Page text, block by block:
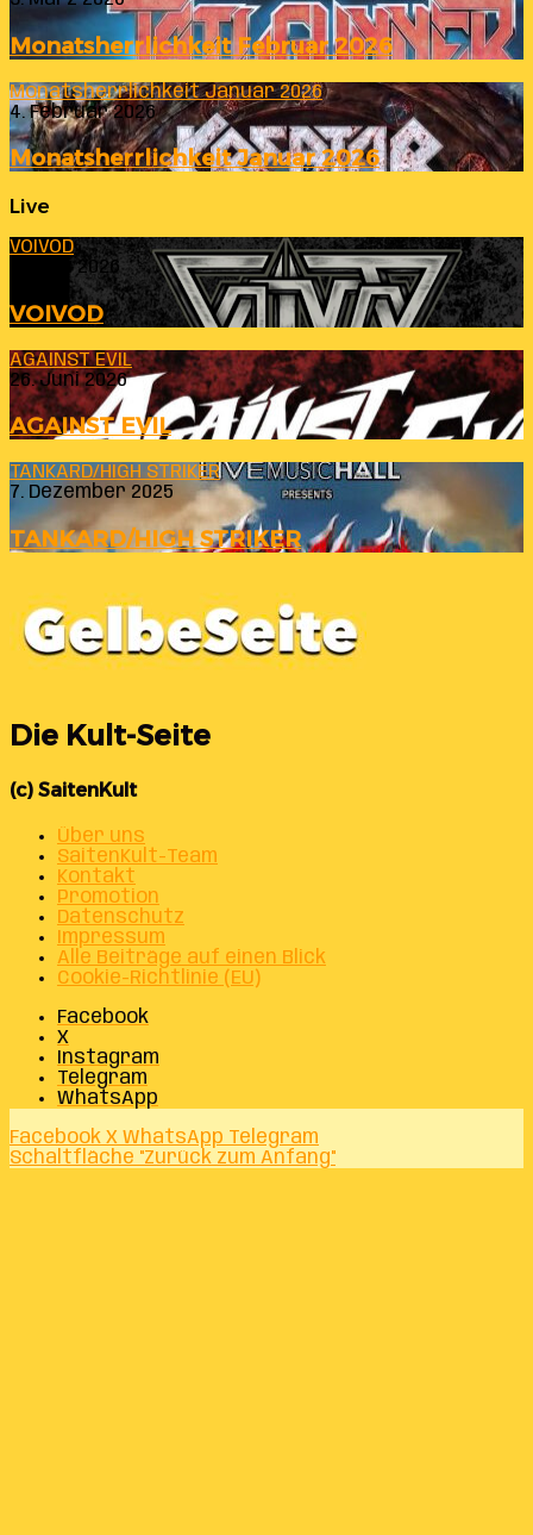
Monatsherrlichkeit Februar 2026
Monatsherrlichkeit Januar 2026
4. Februar 2026
Monatsherrlichkeit Januar 2026
Live
VOIVOD
23. Juli 2026
VOIVOD
AGAINST EVIL
26. Juni 2026
AGAINST EVIL
TANKARD/HIGH STRIKER
7. Dezember 2025
TANKARD/HIGH STRIKER
Die Kult-Seite
(c) SaitenKult
Über uns
SaitenKult-Team
Kontakt
Promotion
Datenschutz
Impressum
Alle Beiträge auf einen Blick
Cookie-Richtlinie (EU)
Facebook
X
Instagram
Telegram
WhatsApp
Facebook X WhatsApp Telegram
Schaltfläche "Zurück zum Anfang"